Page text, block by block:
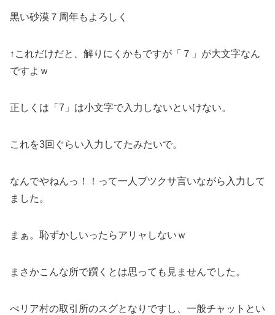
黒い砂漠７周年もよろしく
↑これだけだと、解りにくかもですが「７」が大文字なん
ですよｗ
正しくは「7」は小文字で入力しないといけない。
これを3回ぐらい入力してたみたいで。
なんでやねんっ！！って一人ブツクサ言いながら入力して
ました。
まぁ。恥ずかしいったらアリャしないｗ
まさかこんな所で躓くとは思っても見ませんでした。
べリア村の取引所のスグとなりですし、一般チャットとい